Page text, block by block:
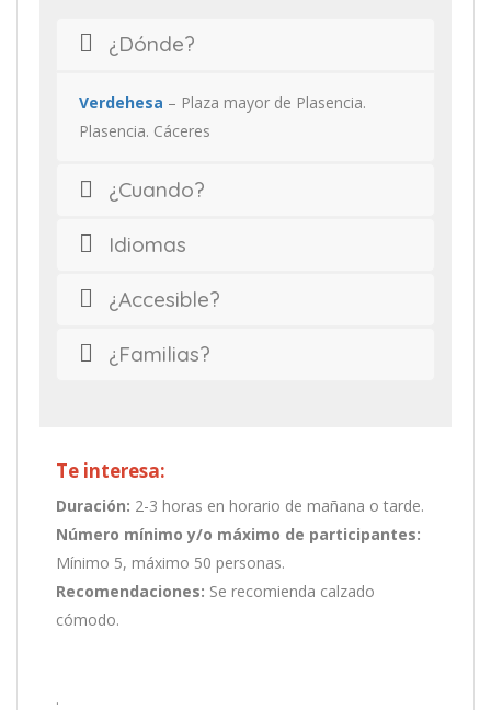
¿Dónde?
Verdehesa – Plaza mayor de Plasencia.
Plasencia. Cáceres
¿Cuando?
Idiomas
¿Accesible?
¿Familias?
Te interesa:
Duración: 2-3 horas en horario de mañana o tarde.
Número mínimo y/o máximo de participantes:
Mínimo 5, máximo 50 personas.
Recomendaciones: Se recomienda calzado
cómodo.
.